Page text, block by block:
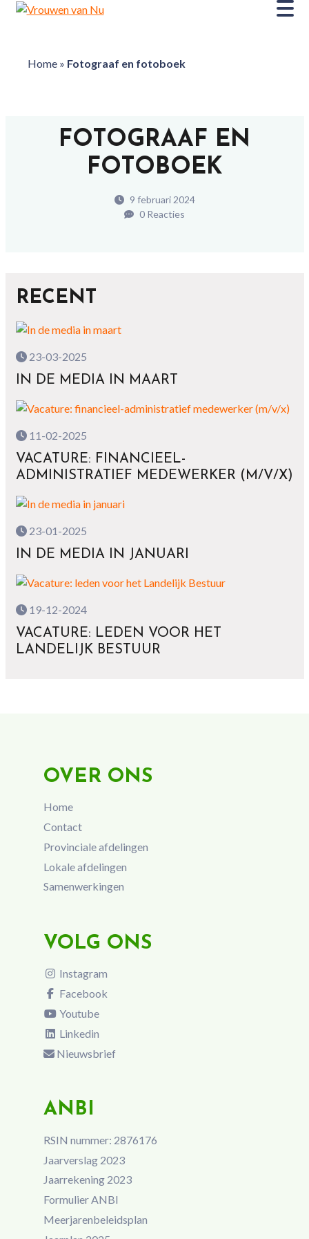
Home» Fotograaf en fotoboek
FOTOGRAAF EN
FOTOBOEK
9 februari 2024
0 Reacties
RECENT
23-03-2025
IN DE MEDIA IN MAART
11-02-2025
VACATURE: FINANCIEEL-
ADMINISTRATIEF MEDEWERKER (M/V/X)
23-01-2025
IN DE MEDIA IN JANUARI
19-12-2024
VACATURE: LEDEN VOOR HET
LANDELIJK BESTUUR
OVER ONS
Home
Contact
Provinciale afdelingen
Lokale afdelingen
Samenwerkingen
VOLG ONS
Instagram
Facebook
Youtube
Linkedin
Nieuwsbrief
ANBI
RSIN nummer: 2876176
Jaarverslag 2023
Jaarrekening 2023
Formulier ANBI
Meerjarenbeleidsplan